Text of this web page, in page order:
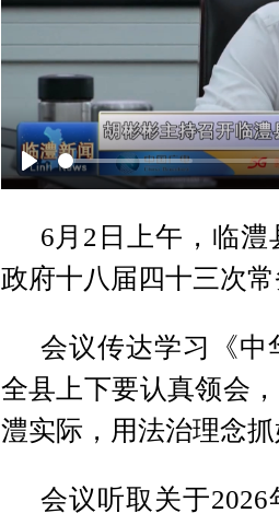
Play
6月2日上午，临
政府十八届四十三次
会议传达学习《中
全县上下要认真领会
澧实际，用法治理念
会议听取关于